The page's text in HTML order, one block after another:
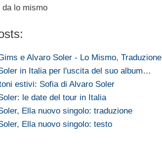
lo mismo
e Alvaro Soler - Lo Mismo, Traduzione
in Italia per l'uscita del suo album…
estivi: Sofia di Alvaro Soler
le date del tour in Italia
Ella nuovo singolo: traduzione
Ella nuovo singolo: testo